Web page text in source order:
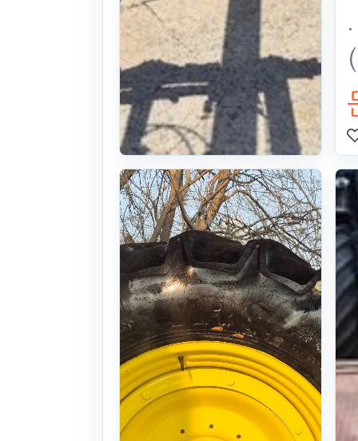
제트 써레 대
형
23식((0시간)시
간)
. 62일 전
(1496)
150 만원